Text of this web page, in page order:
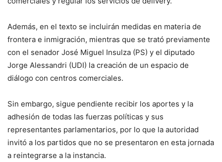
Además, en el texto se incluirán medidas en materia de
frontera e inmigración, mientras que se trató previamente
con el senador José Miguel Insulza (PS) y el diputado
Jorge Alessandri (UDI) la creación de un espacio de
diálogo con centros comerciales.
Sin embargo, sigue pendiente recibir los aportes y la
adhesión de todas las fuerzas políticas y sus
representantes parlamentarios, por lo que la autoridad
invitó a los partidos que no se presentaron en esta jornada
a reintegrarse a la instancia.